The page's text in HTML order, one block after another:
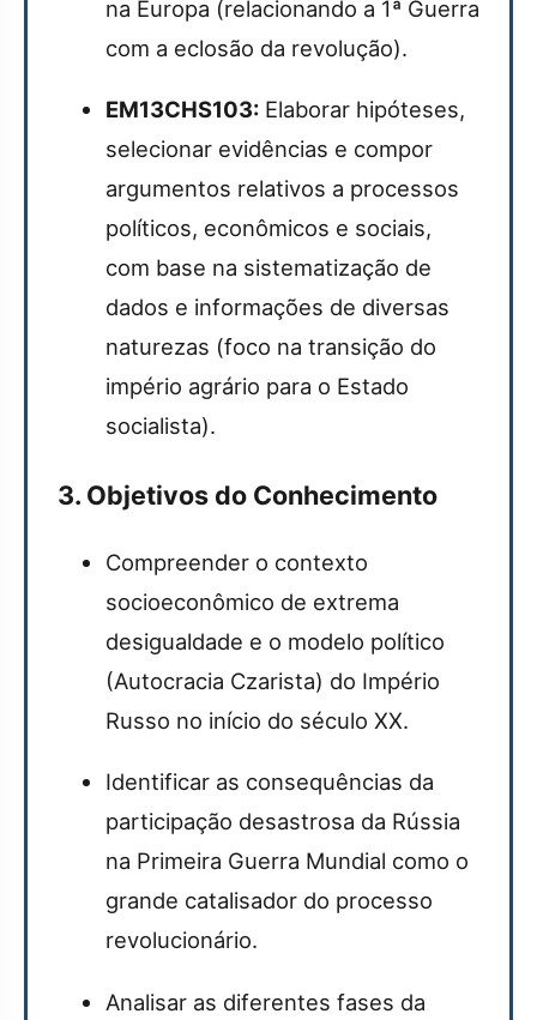
na Europa (relacionando a 1ª Guerra
com a eclosão da revolução).
EM13CHS103: Elaborar hipóteses,
selecionar evidências e compor
argumentos relativos a processos
políticos, econômicos e sociais,
com base na sistematização de
dados e informações de diversas
naturezas (foco na transição do
império agrário para o Estado
socialista).
3. Objetivos do Conhecimento
Compreender o contexto
socioeconômico de extrema
desigualdade e o modelo político
(Autocracia Czarista) do Império
Russo no início do século XX.
Identificar as consequências da
participação desastrosa da Rússia
na Primeira Guerra Mundial como o
grande catalisador do processo
revolucionário.
Analisar as diferentes fases da